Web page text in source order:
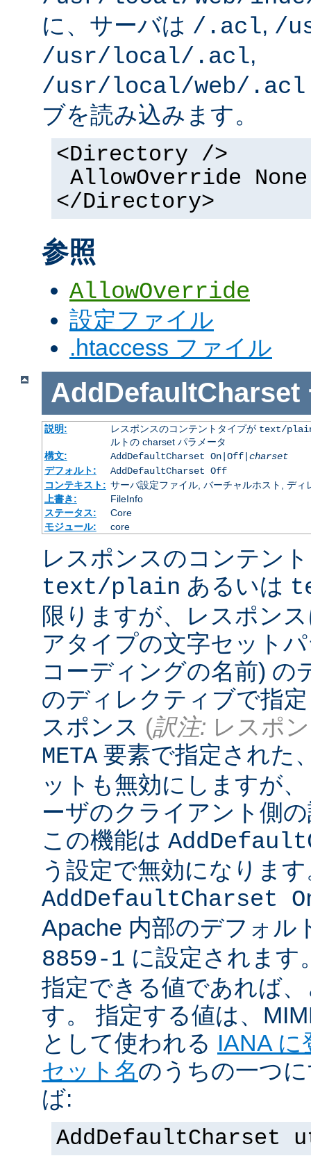
に、サーバは /.acl, /
/usr/local/.acl,
/usr/local/web/.acl
ブを読み込みます。
<Directory />
AllowOverride None
</Directory>
参照
AllowOverride
設定ファイル
.htaccess ファイル
AddDefaultCharset
説明: レスポンスのコンテントタイプが text/
ルトの charset パラメータ
構文:
AddDefaultCharset On|Off| charset
デフォルト:
AddDefaultCharset Off
コンテキスト: サーバ設定ファイル, バーチャルホスト, ディ
上書き:
FileInfo
ステータス:
Core
モジュール:
core
レスポンスのコンテン
text/plain あるいは
限りますが、レスポン
アタイプの文字セット
コーディングの名前) の
のディレクティブで指
スポンス (訳注: レスポ
META 要素で指定された
ットも無効にしますが
ーザのクライアント側
この機能は
う設定で無効になりま
AddDefaultCharset
Apache 内部のデフォル
8859-1 に設定されま
指定できる値であれば
す。 指定する値は、
として使われる IANA
セット名のうちの一つ
ば:
AddDefaultCharset